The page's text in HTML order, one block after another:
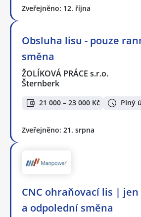
Zveřejněno: 12. října
Obsluha lisu - pouze
směna
ŽOLÍKOVÁ PRÁCE s.r.o.
Šternberk
21 000 – 23 000 Kč Plný
Zveřejněno: 21. srpna
CNC ohraňovací lis |
a odpolední směna